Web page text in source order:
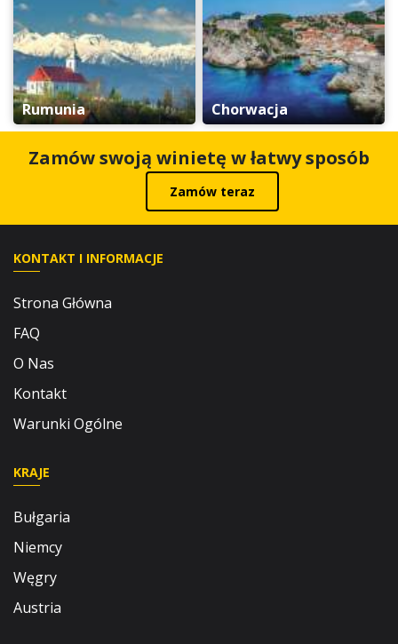
Rumunia Chorwacja
Zamów swoją winietę w łatwy sposób
Zamów teraz
KONTAKT I INFORMACJE
Strona Główna
FAQ
O Nas
Kontakt
Warunki Ogólne
KRAJE
Bułgaria
Niemcy
Węgry
Austria